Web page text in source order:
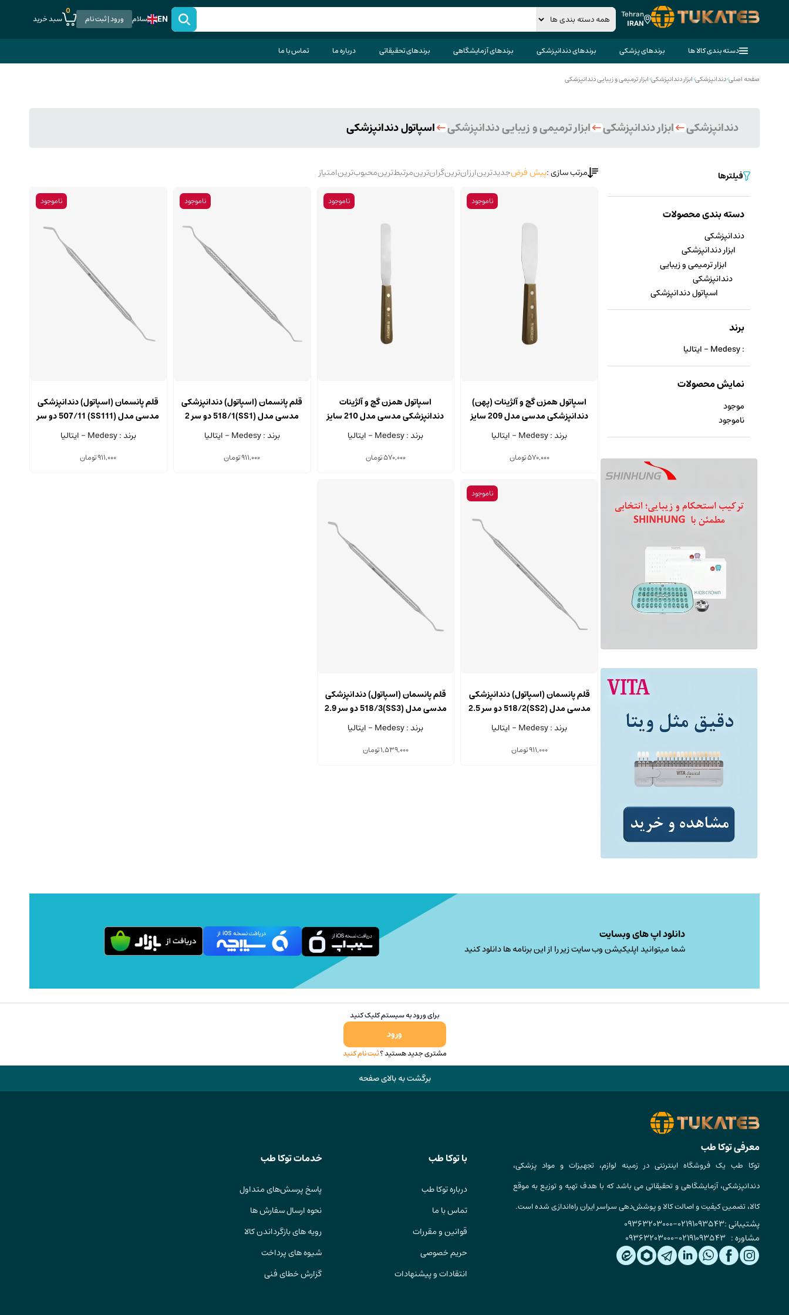
Tehran
IRAN
EN سلام ورود | ثبت نام
0
سبد خرید
دسته بندی کالا ها برندهای پزشکی برندهای دندانپزشکی برندهای آزمایشگاهی برندهای تحقیقاتی درباره ما تماس با ما
صفحه اصلی>دندانپزشکی>ابزار دندانپزشکی>ابزار ترمیمی و زیبایی دندانپزشکی
دندانپزشکی ابزار دندانپزشکی ابزار ترمیمی و زیبایی دندانپزشکی اسپاتول دندانپزشکی
فیلترها
دسته بندی محصولات
دندانپزشکی
ابزار دندانپزشکی
ابزار ترمیمی و زیبایی
دندانپزشکی
اسپاتول دندانپزشکی
برند
: Medesy - ایتالیا
نمایش محصولات
موجود
ناموجود
مرتب سازی :پیش فرضجدیدترینارزان‌ترینگران‌ترینمرتبط‌ترینمحبوب‌ترینامتیاز
ناموجود
اسپاتول همزن گچ و آلژینات (پهن)
دندانپزشکی مدسی مدل 209 سایز
215 میلی متر برند : Medesy - ایتالیا
570,000تومان
ناموجود
اسپاتول همزن گچ و آلژینات
دندانپزشکی مدسی مدل 210 سایز
215 میلی متر برند : Medesy - ایتالیا
570,000تومان
ناموجود
قلم پانسمان (اسپاتول) دندانپزشکی
مدسی مدل (SS1)518/1 دو سر 2
میلی متری برند : Medesy - ایتالیا
911,000تومان
ناموجود
قلم پانسمان (اسپاتول) دندانپزشکی
مدسی مدل (SS111) 507/11 دو سر
برند : Medesy - ایتالیا
911,000تومان
ناموجود
قلم پانسمان (اسپاتول) دندانپزشکی
مدسی مدل (SS2)518/2 دو سر 2.5
میلی متری برند : Medesy - ایتالیا
911,000تومان
قلم پانسمان (اسپاتول) دندانپزشکی
مدسی مدل (SS3)518/3 دو سر 2.9
میلی متری برند : Medesy - ایتالیا
1,539,000تومان
دانلود اپ های وبسایت
شما میتوانید اپلیکیشن وب سایت زیر را از این برنامه ها دانلود کنید
برای ورود به سیستم کلیک کنید
ورود
مشتری جدید هستید ؟ثبت نام کنید
برگشت به بالای صفحه
معرفی توکا طب
توکا طب یک فروشگاه اینترنتی در زمینه لوازم، تجهیزات و مواد پزشکی،
دندانپزشکی، آزمایشگاهی و تحقیقاتی می باشد که با هدف تهیه و توزیع به موقع
کالا، تضمین کیفیت و اصالت کالا و پوشش‌دهی سراسر ایران راه‌اندازی شده است.
پشتیبانی :02191093543
-
09363203000
مشاوره : 02191093543
-
09363203000
با توکا طب
درباره توکا طب
تماس با ما
قوانین و مقررات
حریم خصوصی
انتقادات و پیشنهادات
خدمات توکا طب
پاسخ پرسش‌های متداول
نحوه ارسال سفارش ها
رویه های بازگرداندن کالا
شیوه های پرداخت
گزارش خطای فنی